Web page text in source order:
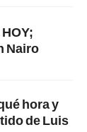
Nairo
hora y
de Luis